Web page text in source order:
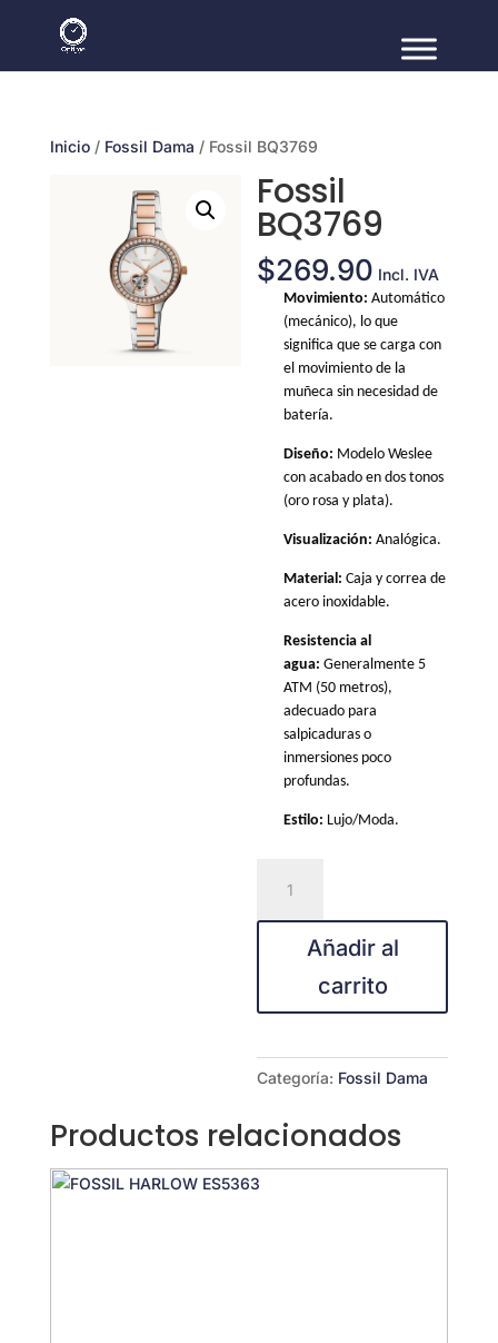
Inicio/ Fossil Dama / Fossil BQ3769
Fossil
BQ3769
$269.90 Incl. IVA
Movimiento: Automático
(mecánico), lo que
significa que se carga con
el movimiento de la
muñeca sin necesidad de
batería.
Diseño: Modelo Weslee
con acabado en dos tonos
(oro rosa y plata).
Visualización: Analógica.
Material: Caja y correa de
acero inoxidable.
Resistencia al
agua: Generalmente 5
ATM (50 metros),
adecuado para
salpicaduras o
inmersiones poco
profundas.
Estilo: Lujo/Moda.
BQ3769
cantidad
Añadir al
carrito
Categoría: Fossil Dama
Productos relacionados